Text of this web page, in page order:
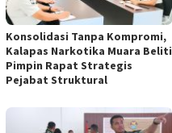
Konsolidasi Tanpa Kompromi,
Kalapas Narkotika Muara Beliti
Pimpin Rapat Strategis
Pejabat Struktural